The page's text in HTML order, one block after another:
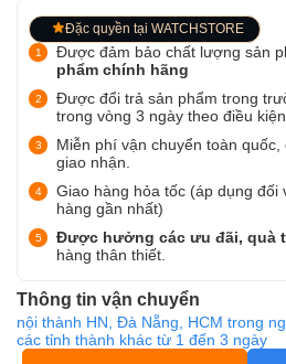
Đặc quyền tại WATCHSTORE
Được đảm bảo chất lượng sản
phẩm chính hãng
Được đổi trả sản phẩm trong
trong vòng 3 ngày theo điều
Miễn phí vận chuyển toàn
giao nhận.
Giao hàng hỏa tốc (áp dụng đối
hàng gần nhất)
Được hưởng các ưu đãi, quà
hàng thân thiết.
Thông tin vận chuyển
nội thành HN, Đà Nẵng, HCM trong
các tỉnh thành khác từ 1 đến 3 ngày